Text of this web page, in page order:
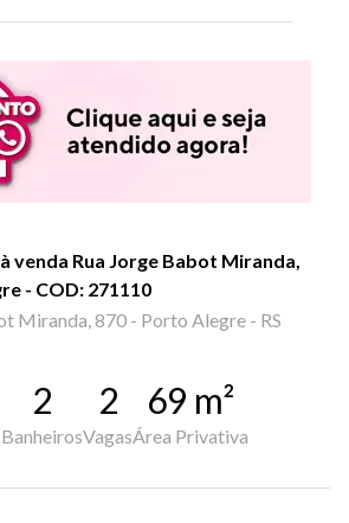
venda Rua Jorge Babot Miranda,
- COD: 271110
Miranda, 870 - Porto Alegre - RS
2
Banheiros
2
Vagas
69 m²
Área Privativa